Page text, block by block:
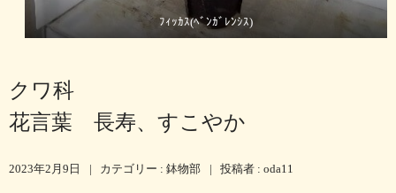
ﾌｨｯｶｽ(ﾍﾞﾝｶﾞﾚﾝｼｽ)
クワ科
花言葉 長寿、すこやか
2023年2月9日 | カテゴリー : 鉢物部 | 投稿者 : oda11